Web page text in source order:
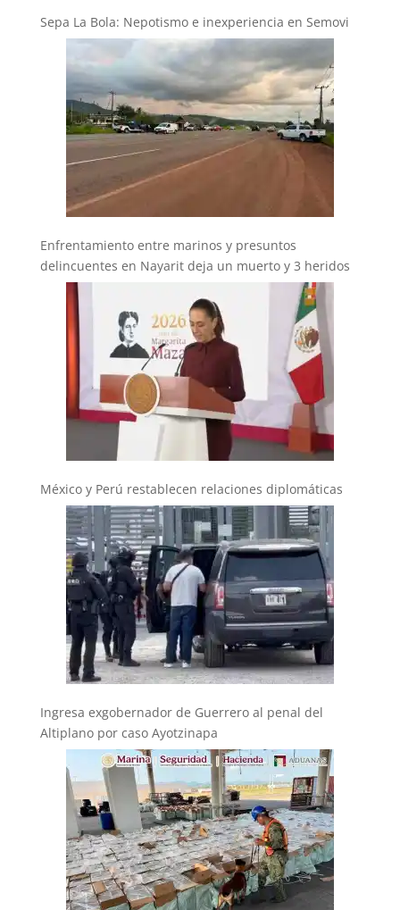
Sepa La Bola: Nepotismo e inexperiencia en Semovi
Enfrentamiento entre marinos y presuntos
delincuentes en Nayarit deja un muerto y 3 heridos
México y Perú restablecen relaciones diplomáticas
Ingresa exgobernador de Guerrero al penal del
Altiplano por caso Ayotzinapa